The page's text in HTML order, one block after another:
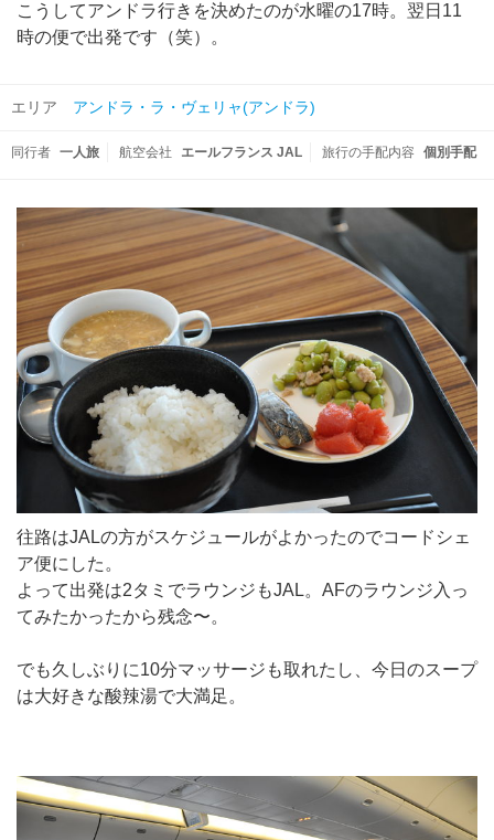
こうしてアンドラ行きを決めたのが水曜の17時。翌日11
時の便で出発です（笑）。
エリア アンドラ・ラ・ヴェリャ(アンドラ)
同行者 一人旅 航空会社 エールフランス JAL 旅行の手配内容 個別手配
往路はJALの方がスケジュールがよかったのでコードシェ
ア便にした。
よって出発は2タミでラウンジもJAL。AFのラウンジ入っ
てみたかったから残念〜。
でも久しぶりに10分マッサージも取れたし、今日のスープ
は大好きな酸辣湯で大満足。